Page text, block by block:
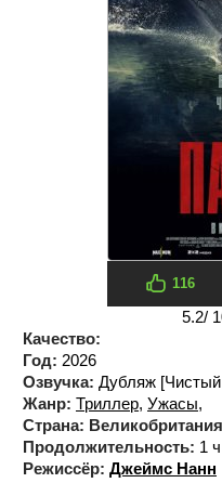
116
5.2/
Качество:
Год: 2026
Озвучка: Дубляж [Чистый
Жанр: Триллер, Ужасы,
Страна: Великобритания
Продолжительность: 1
Режиссёр: Джеймс Нанн